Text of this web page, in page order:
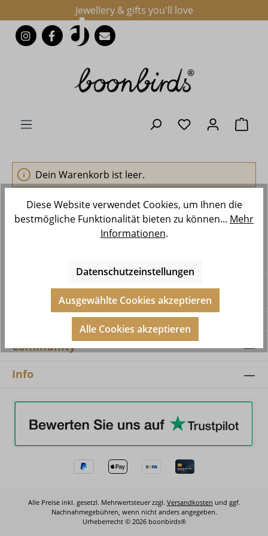
Zum Hauptinhalt springenJewellery & gifts you'll love
Du hast 0
Dein Warenkorb ist leer.
Produktnummer
Community
Info
Alle Preise inkl. gesetzl. Mehrwertsteuer zzgl. Versandkosten und ggf.
Nachnahmegebühren, wenn nicht anders angegeben.
Urheberrecht © 2026 boonbirds®
Diese Website verwendet Cookies, um Ihnen die
bestmögliche Funktionalität bieten zu können... Mehr
Informationen.
Datenschutzeinstellungen
Ausgewählte Cookies akzeptieren
Alle Cookies akzeptieren